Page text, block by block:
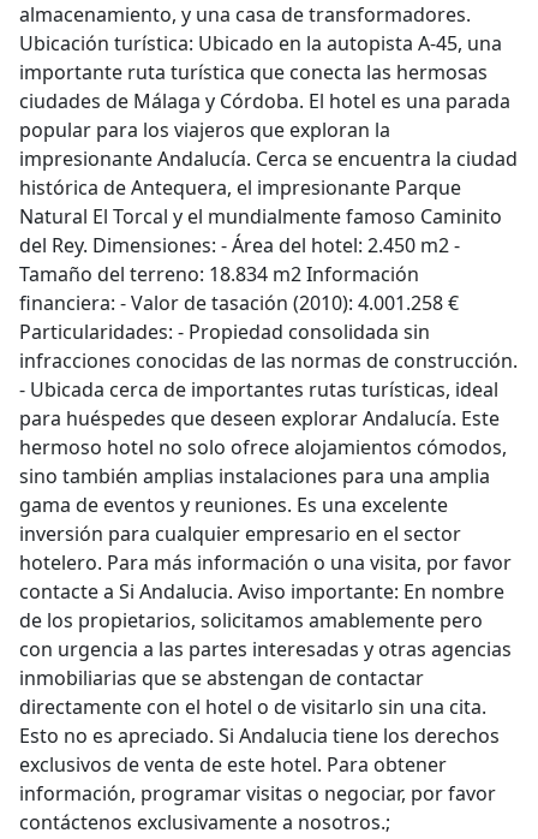
almacenamiento, y una casa de transformadores.
Ubicación turística: Ubicado en la autopista A-45, una
importante ruta turística que conecta las hermosas
ciudades de Málaga y Córdoba. El hotel es una parada
popular para los viajeros que exploran la
impresionante Andalucía. Cerca se encuentra la ciudad
histórica de Antequera, el impresionante Parque
Natural El Torcal y el mundialmente famoso Caminito
del Rey. Dimensiones: - Área del hotel: 2.450 m2 -
Tamaño del terreno: 18.834 m2 Información
financiera: - Valor de tasación (2010): 4.001.258 €
Particularidades: - Propiedad consolidada sin
infracciones conocidas de las normas de construcción.
- Ubicada cerca de importantes rutas turísticas, ideal
para huéspedes que deseen explorar Andalucía. Este
hermoso hotel no solo ofrece alojamientos cómodos,
sino también amplias instalaciones para una amplia
gama de eventos y reuniones. Es una excelente
inversión para cualquier empresario en el sector
hotelero. Para más información o una visita, por favor
contacte a Si Andalucia. Aviso importante: En nombre
de los propietarios, solicitamos amablemente pero
con urgencia a las partes interesadas y otras agencias
inmobiliarias que se abstengan de contactar
directamente con el hotel o de visitarlo sin una cita.
Esto no es apreciado. Si Andalucia tiene los derechos
exclusivos de venta de este hotel. Para obtener
información, programar visitas o negociar, por favor
contáctenos exclusivamente a nosotros.;